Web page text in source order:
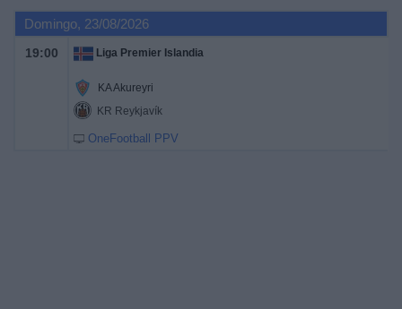
Domingo, 23/08/2026
19:00 Liga Premier Islandia
KA Akureyri
KR Reykjavík
OneFootball PPV